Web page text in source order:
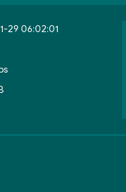
29 06:02:01